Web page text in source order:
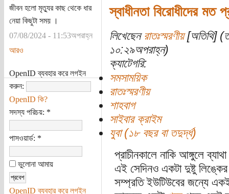
জীবন হলো মৃত্যুর কাছ থেকে ধার
নেয়া কিছুটা সময় ।
07/08/2024 - 11:53অপরাহ্ন
আরও
OpenID ব্যবহার করে লগইন
করুন:
OpenID কি?
সদস্য পরিচয়: *
পাসওয়ার্ড: *
ভুলোনা আমায়
OpenID ব্যবহার করে লগইন
স্বাধীনতা বিরোধীদের মত
লিখেছেন রাতঃস্মরণীয়[অতিথি]
১০:২৯অপরাহ্ন)
ক্যাটেগরি:
সমসাময়িক
রাতঃস্মরণীয়
শাহবাগ
সাইবার ক্রাইম
যুবা (১৮ বছর বা তদুর্দ্ধ)
প্রাচীনকালে নাকি আঙ্গুলে
এই সেদিনও একটা দুষ্টু
সম্প্রতি ইউটিউবের জন্যে